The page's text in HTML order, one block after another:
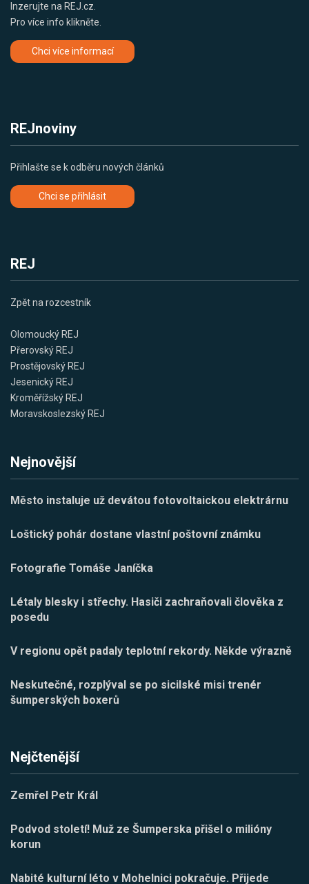
Inzerujte na REJ.cz.
Pro více info klikněte.
Chci více informací
REJnoviny
Přihlašte se k odběru nových článků
Chci se přihlásit
REJ
Zpět na rozcestník
Olomoucký REJ
Přerovský REJ
Prostějovský REJ
Jesenický REJ
Kroměřížský REJ
Moravskoslezský REJ
Nejnovější
Město instaluje už devátou fotovoltaickou elektrárnu
Loštický pohár dostane vlastní poštovní známku
Fotografie Tomáše Janíčka
Létaly blesky i střechy. Hasiči zachraňovali člověka z
posedu
V regionu opět padaly teplotní rekordy. Někde výrazně
Neskutečné, rozplýval se po sicilské misi trenér
šumperských boxerů
Nejčtenější
Zemřel Petr Král
Podvod století! Muž ze Šumperska přišel o milióny
korun
Nabité kulturní léto v Mohelnici pokračuje. Přijede